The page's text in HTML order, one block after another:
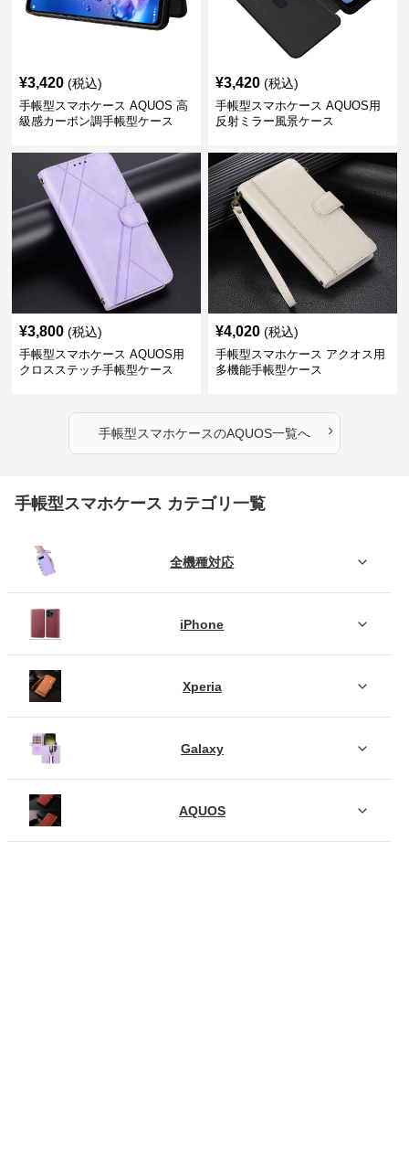
¥3,420 (税込)
手帳型スマホケース AQUOS 高
級感カーボン調手帳型ケース
¥3,420 (税込)
手帳型スマホケース AQUOS用
反射ミラー風景ケース
¥3,800 (税込)
手帳型スマホケース AQUOS用
クロスステッチ手帳型ケース
¥4,020 (税込)
手帳型スマホケース アクオス用
多機能手帳型ケース
手帳型スマホケースのAQUOS一覧へ ›
手帳型スマホケース カテゴリ一覧
全機種対応
iPhone
Xperia
Galaxy
AQUOS